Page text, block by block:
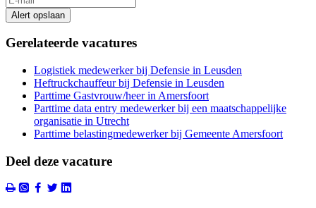
Alert opslaan
Gerelateerde vacatures
Logistiek medewerker bij Defensie in Leusden
Heftruckchauffeur bij Defensie in Leusden
Parttime Gastvrouw/heer in Amersfoort
Parttime data entry medewerker bij een maatschappelijke
organisatie in Utrecht
Parttime belastingmedewerker bij Gemeente Amersfoort
Deel deze vacature